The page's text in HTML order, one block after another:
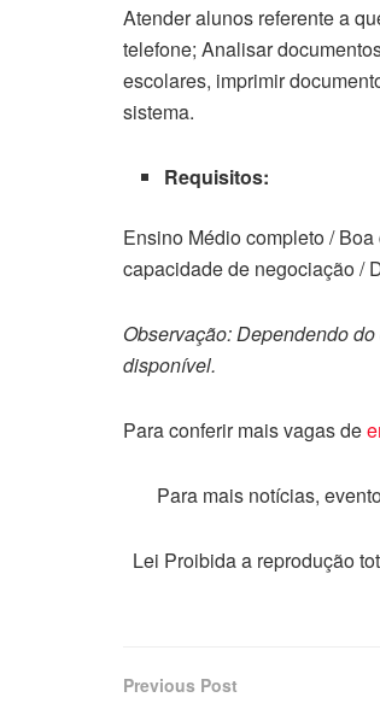
Atender alunos referente a
telefone; Analisar
escolares, imprimir
sistema.
Requisitos:
Ensino Médio completo /
capacidade de negociação /
Observação: Dependendo
disponível.
Para conferir mais vagas de
Para mais notícias,
Lei Proibida a reprodução
Previous Post